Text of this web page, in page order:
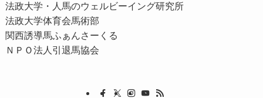
法政大学・人馬のウェルビーイング研究所
法政大学体育会馬術部
関西誘導馬ふぁんさーくる
ＮＰＯ法人引退馬協会